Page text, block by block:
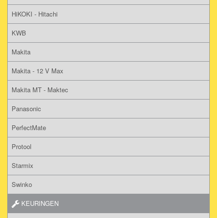
HiKOKI - Hitachi
KWB
Makita
Makita - 12 V Max
Makita MT - Maktec
Panasonic
PerfectMate
Protool
Starmix
Swinko
KEURINGEN